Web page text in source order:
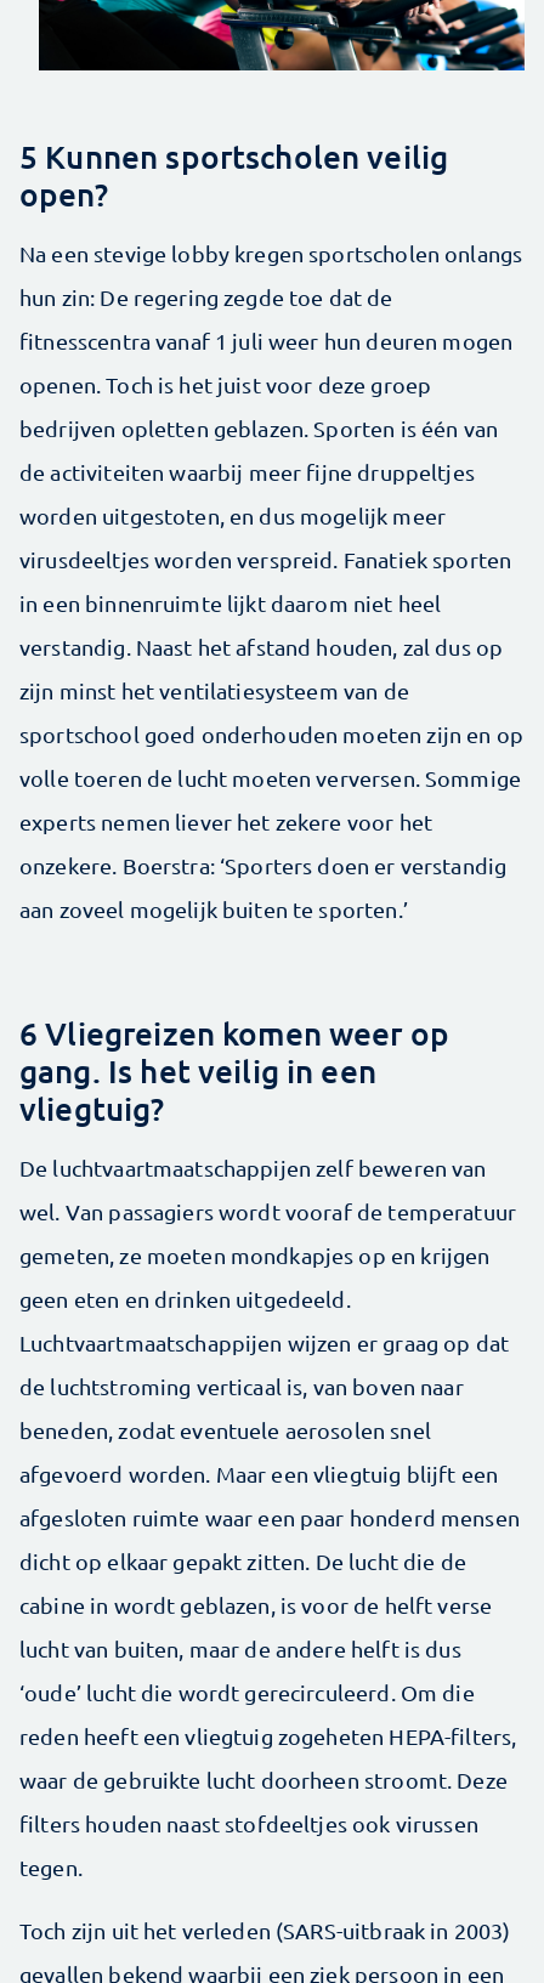
5 Kunnen sportscholen veilig
open?
Na een stevige lobby kregen sportscholen onlangs
hun zin: De regering zegde toe dat de
fitnesscentra vanaf 1 juli weer hun deuren mogen
openen. Toch is het juist voor deze groep
bedrijven opletten geblazen. Sporten is één van
de activiteiten waarbij meer fijne druppeltjes
worden uitgestoten, en dus mogelijk meer
virusdeeltjes worden verspreid. Fanatiek sporten
in een binnenruimte lijkt daarom niet heel
verstandig. Naast het afstand houden, zal dus op
zijn minst het ventilatiesysteem van de
sportschool goed onderhouden moeten zijn en op
volle toeren de lucht moeten verversen. Sommige
experts nemen liever het zekere voor het
onzekere. Boerstra: ‘Sporters doen er verstandig
aan zoveel mogelijk buiten te sporten.’
6 Vliegreizen komen weer op
gang. Is het veilig in een
vliegtuig?
De luchtvaartmaatschappijen zelf beweren van
wel. Van passagiers wordt vooraf de temperatuur
gemeten, ze moeten mondkapjes op en krijgen
geen eten en drinken uitgedeeld.
Luchtvaartmaatschappijen wijzen er graag op dat
de luchtstroming verticaal is, van boven naar
beneden, zodat eventuele aerosolen snel
afgevoerd worden. Maar een vliegtuig blijft een
afgesloten ruimte waar een paar honderd mensen
dicht op elkaar gepakt zitten. De lucht die de
cabine in wordt geblazen, is voor de helft verse
lucht van buiten, maar de andere helft is dus
‘oude’ lucht die wordt gerecirculeerd. Om die
reden heeft een vliegtuig zogeheten HEPA-filters,
waar de gebruikte lucht doorheen stroomt. Deze
filters houden naast stofdeeltjes ook virussen
tegen.
Toch zijn uit het verleden (SARS-uitbraak in 2003)
gevallen bekend waarbij een ziek persoon in een